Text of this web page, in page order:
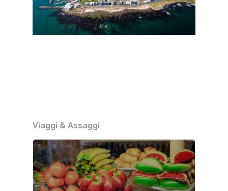
Viaggi & Assaggi